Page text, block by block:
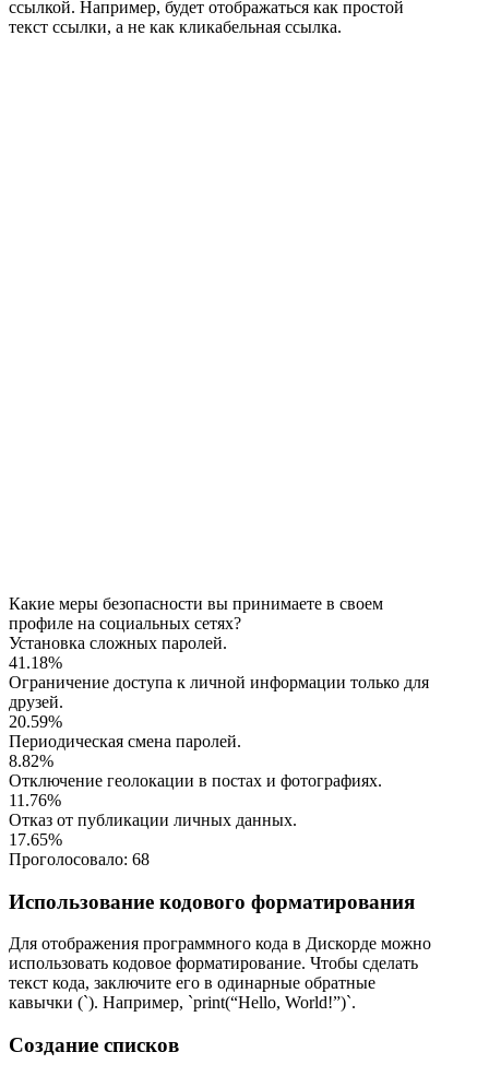
ссылкой. Например, будет отображаться как простой
текст ссылки, а не как кликабельная ссылка.
Какие меры безопасности вы принимаете в своем
профиле на социальных сетях?
Установка сложных паролей.
41.18%
Ограничение доступа к личной информации только для
друзей.
20.59%
Периодическая смена паролей.
8.82%
Отключение геолокации в постах и фотографиях.
11.76%
Отказ от публикации личных данных.
17.65%
Проголосовало: 68
Использование кодового форматирования
Для отображения программного кода в Дискорде можно
использовать кодовое форматирование. Чтобы сделать
текст кода, заключите его в одинарные обратные
кавычки (`). Например, `print(“Hello, World!”)`.
Создание списков